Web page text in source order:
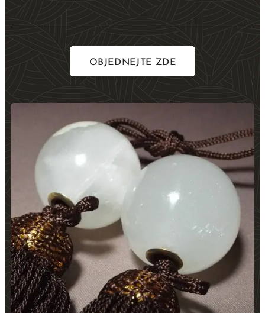
OBJEDNEJTE ZDE